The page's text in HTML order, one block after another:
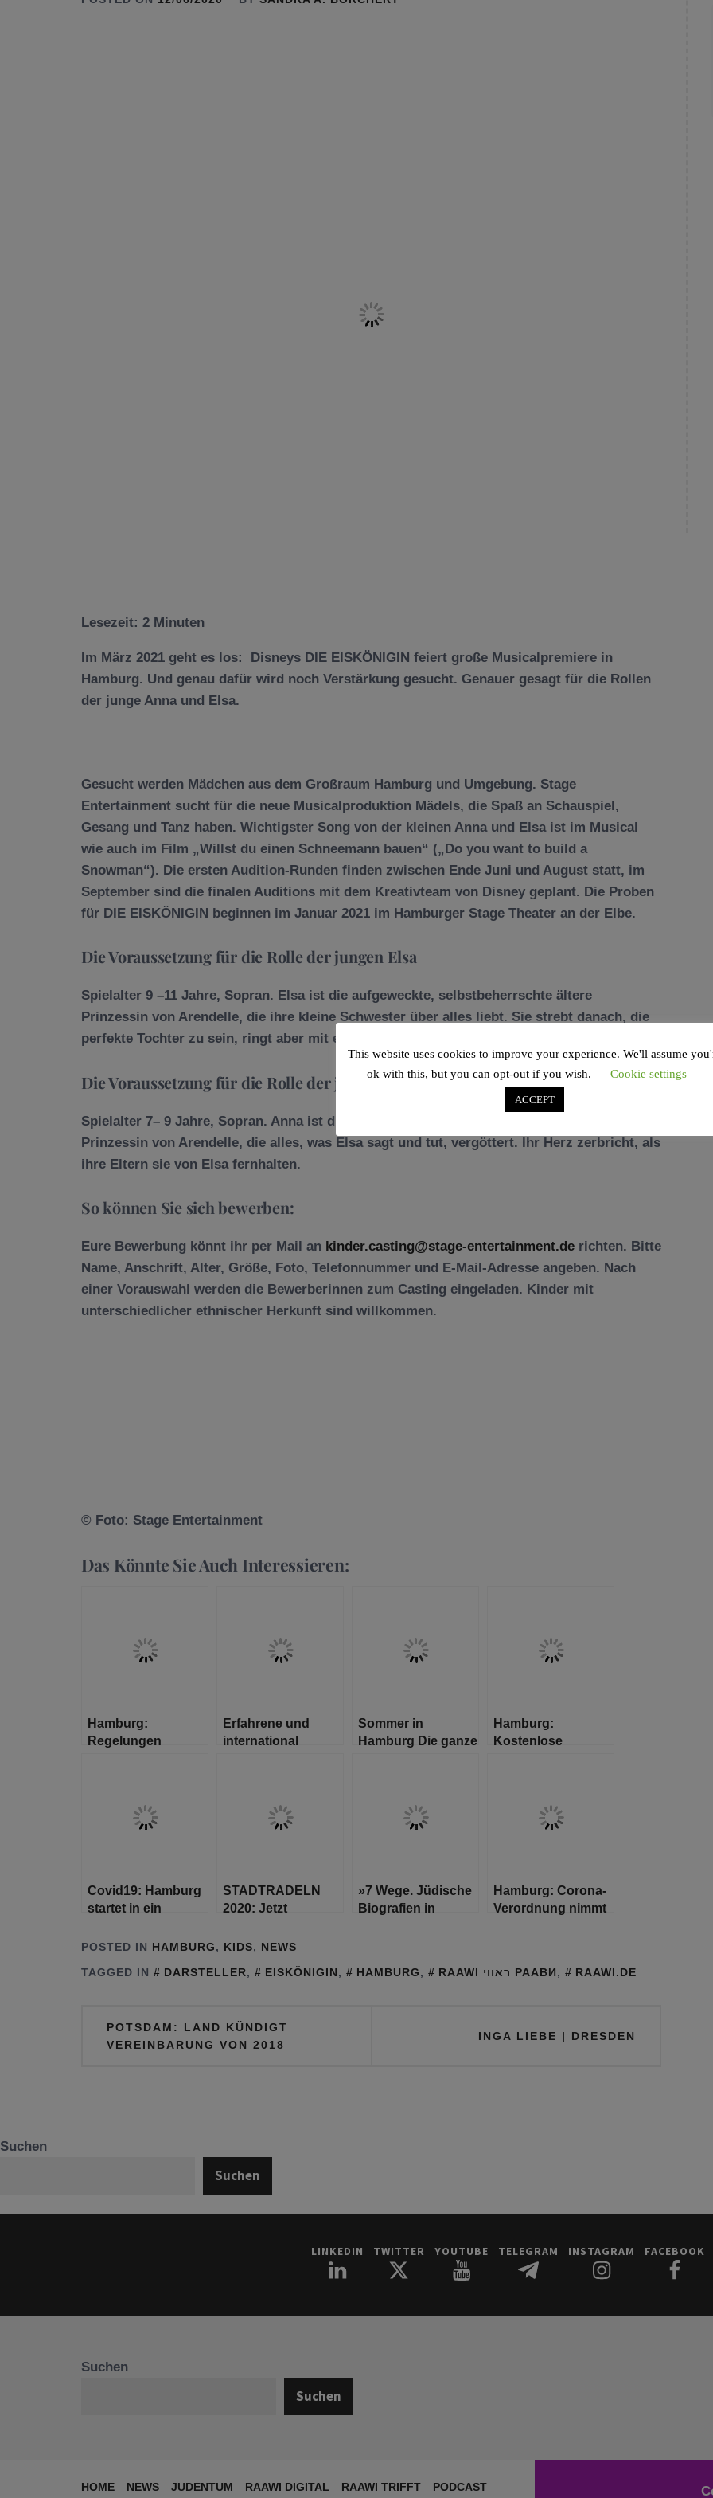
Lesezeit: 2 Minuten
Im März 2021 geht es los: Disneys DIE EISKÖNIGIN feiert große Musicalpremiere in
Hamburg. Und genau dafür wird noch Verstärkung gesucht. Genauer gesagt für die Rollen
der junge Anna und Elsa.
Gesucht werden Mädchen aus dem Großraum Hamburg und Umgebung. Stage
Entertainment sucht für die neue Musicalproduktion Mädels, die Spaß an Schauspiel,
Gesang und Tanz haben. Wichtigster Song von der kleinen Anna und Elsa ist im Musical
wie auch im Film „Willst du einen Schneemann bauen“ („Do you want to build a
Snowman“). Die ersten Audition-Runden finden zwischen Ende Juni und August statt, im
September sind die finalen Auditions mit dem Kreativteam von Disney geplant. Die Proben
für DIE EISKÖNIGIN beginnen im Januar 2021 im Hamburger Stage Theater an der Elbe.
Die Voraussetzung für die Rolle der jungen Elsa
Spielalter 9 –11 Jahre, Sopran. Elsa ist die aufgeweckte, selbstbeherrschte ältere
Prinzessin von Arendelle, die ihre kleine Schwester über alles liebt. Sie strebt danach, die
perfekte Tochter zu sein, ringt aber mit einer gefährlichen Gabe.
Die Voraussetzung für die Rolle der jungen Anna
Spielalter 7– 9 Jahre, Sopran. Anna ist die energiegeladene, unbekümmerte jüngere
Prinzessin von Arendelle, die alles, was Elsa sagt und tut, vergöttert. Ihr Herz zerbricht, als
ihre Eltern sie von Elsa fernhalten.
So können Sie sich bewerben:
Eure Bewerbung könnt ihr per Mail an kinder.casting@stage-entertainment.de richten. Bitte
Name, Anschrift, Alter, Größe, Foto, Telefonnummer und E-Mail-Adresse angeben. Nach
einer Vorauswahl werden die Bewerberinnen zum Casting eingeladen. Kinder mit
unterschiedlicher ethnischer Herkunft sind willkommen.
© Foto: Stage Entertainment
Das Könnte Sie Auch Interessieren:
Hamburg:
Regelungen
Leben unter
Vorsichtsmaßnahmen
Erfahrene und
international
für Fotofestival
Sommer in
Hamburg Die ganze
Hamburg:
Kostenlose
Covid19: Hamburg
startet in ein
Wochenende
STADTRADELN
2020: Jetzt
Hamburg an die
»7 Wege. Jüdische
Biografien in
Hamburg
Hamburg: Corona-
Verordnung nimmt
Prostitution auf
POSTED IN HAMBURG, KIDS, NEWS
TAGGED IN
DARSTELLER, EISKÖNIGIN, HAMBURG, RAAWI ראווי РААВИ, RAAWI.DE
Beitragsnavigation
POTSDAM: LAND KÜNDIGT
VEREINBARUNG VON 2018
INGA LIEBE | DRESDEN
Suchen
Suchen
LINKEDIN TWITTER YOUTUBE TELEGRAM INSTAGRAM FACEBOOK
Suchen
Suchen
HOME NEWS JUDENTUM RAAWI DIGITAL RAAWI TRIFFT PODCAST
This website uses cookies to improve your experience. We'll assume
ok with this, but you can opt-out if you wish.
Cookie settings
ACCEPT